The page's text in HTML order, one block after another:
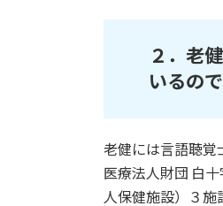
２． 老
いるの
老健には言語聴覚
医療法人財団 白
人保健施設）３施